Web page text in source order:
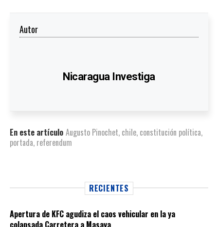
Autor
Nicaragua Investiga
En este artículo Augusto Pinochet, chile, constitución política,
portada, referendum
RECIENTES
Apertura de KFC agudiza el caos vehicular en la ya
colapsada Carretera a Masaya